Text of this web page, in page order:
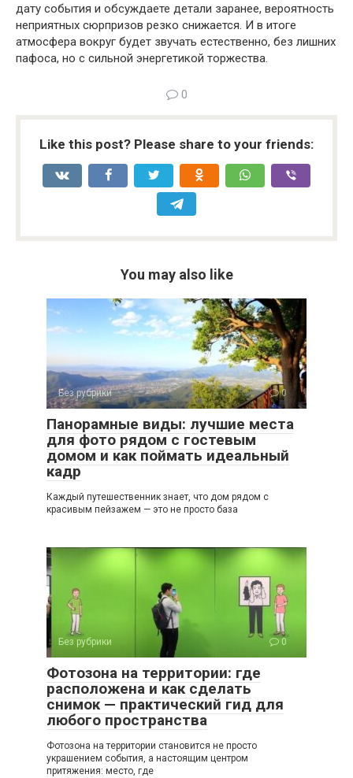
дату события и обсуждаете детали заранее, вероятность
неприятных сюрпризов резко снижается. И в итоге
атмосфера вокруг будет звучать естественно, без лишних
пафоса, но с сильной энергетикой торжества.
0
Like this post? Please share to your friends:
You may also like
Без рубрики 0
Панорамные виды: лучшие места
для фото рядом с гостевым
домом и как поймать идеальный
кадр
Каждый путешественник знает, что дом рядом с
красивым пейзажем — это не просто база
Без рубрики 0
Фотозона на территории: где
расположена и как сделать
снимок — практический гид для
любого пространства
Фотозона на территории становится не просто
украшением события, а настоящим центром
притяжения: место, где